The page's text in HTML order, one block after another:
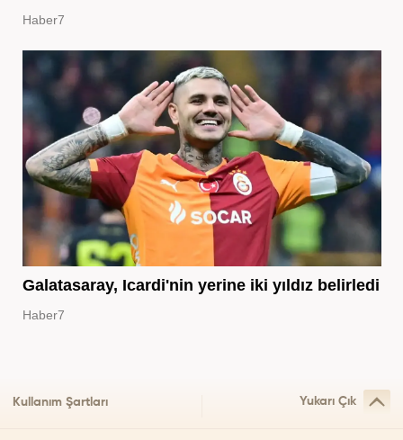
Haber7
Galatasaray, Icardi'nin yerine iki yıldız belirledi
Haber7
Kullanım Şartları Yukarı Çık